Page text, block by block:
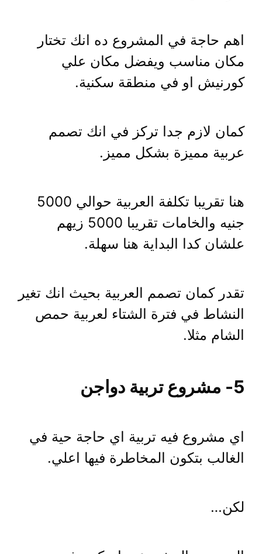
اهم حاجة في المشروع ده انك تختار
مكان مناسب ويفضل مكان علي
كورنيش او في منطقة سكنية.
كمان لازم جدا تركز في انك تصمم
عربية مميزة بشكل مميز.
هنا تقريبا تكلفة العربية حوالي 5000
جنيه والخامات تقريبا 5000 زيهم
علشان كدا البداية هنا سهلة.
تقدر كمان تصمم العربية بحيث انك تغير
النشاط في فترة الشتاء لعربية حمص
الشام مثلا.
5- مشروع تربية دواجن
اي مشروع فيه تربية اي حاجة حية في
الغالب بتكون المخاطرة فيها اعلي.
لكن…